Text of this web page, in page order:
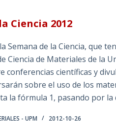
Ciencia 2012
Semana de la Ciencia, que
Ciencia de Materiales de la
conferencias científicas y
sobre el uso de los
la fórmula 1, pasando por
- UPM 2012-10-26